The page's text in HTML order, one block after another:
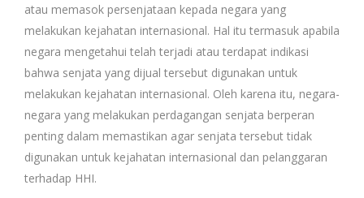
atau memasok persenjataan kepada negara yang
melakukan kejahatan internasional. Hal itu termasuk apabila
negara mengetahui telah terjadi atau terdapat indikasi
bahwa senjata yang dijual tersebut digunakan untuk
melakukan kejahatan internasional. Oleh karena itu, negara-
negara yang melakukan perdagangan senjata berperan
penting dalam memastikan agar senjata tersebut tidak
digunakan untuk kejahatan internasional dan pelanggaran
terhadap HHI.